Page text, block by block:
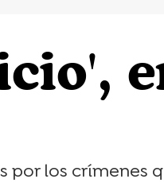
por los crímenes